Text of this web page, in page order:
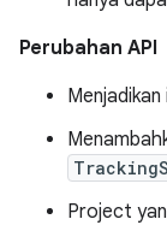
Perubahan API
Project